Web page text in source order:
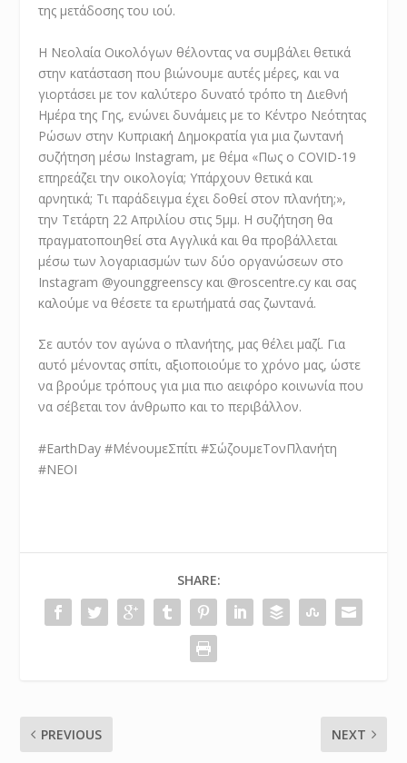
της μετάδοσης του ιού.
Η Νεολαία Οικολόγων θέλοντας να συμβάλει θετικά
στην κατάσταση που βιώνουμε αυτές μέρες, και να
γιορτάσει με τον καλύτερο δυνατό τρόπο τη Διεθνή
Ημέρα της Γης, ενώνει δυνάμεις με το Κέντρο Νεότητας
Ρώσων στην Κυπριακή Δημοκρατία για μια ζωντανή
συζήτηση μέσω Instagram, με θέμα «Πως ο COVID-19
επηρεάζει την οικολογία; Υπάρχουν θετικά και
αρνητικά; Τι παράδειγμα έχει δοθεί στον πλανήτη;»,
την Τετάρτη 22 Απριλίου στις 5μμ. Η συζήτηση θα
πραγματοποιηθεί στα Αγγλικά και θα προβάλλεται
μέσω των λογαριασμών των δύο οργανώσεων στο
Instagram @younggreenscy και @roscentre.cy και σας
καλούμε να θέσετε τα ερωτήματά σας ζωντανά.
Σε αυτόν τον αγώνα ο πλανήτης, μας θέλει μαζί. Για
αυτό μένοντας σπίτι, αξιοποιούμε το χρόνο μας, ώστε
να βρούμε τρόπους για μια πιο αειφόρο κοινωνία που
να σέβεται τον άνθρωπο και το περιβάλλον.
#EarthDay #ΜένουμεΣπίτι #ΣώζουμεΤονΠλανήτη
#NEOI
SHARE:
PREVIOUS NEXT